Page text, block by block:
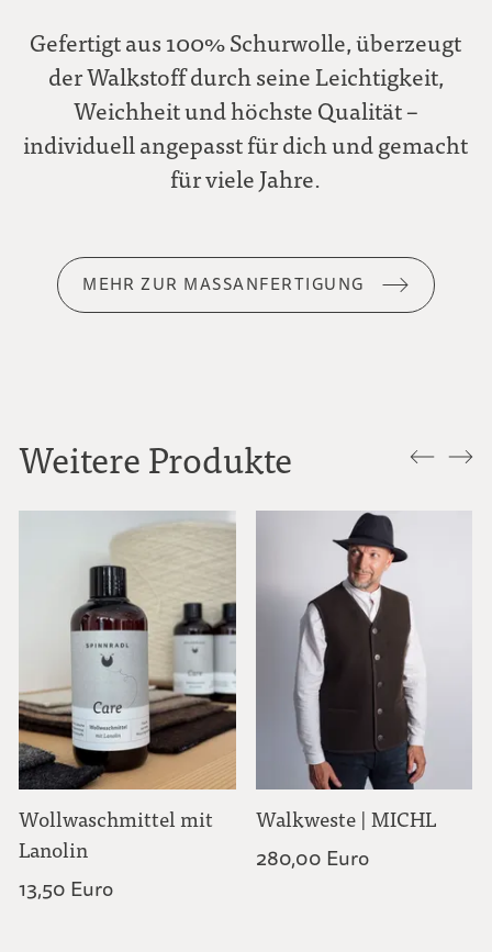
Gefertigt aus 100% Schurwolle, überzeugt
der Walkstoff durch seine Leichtigkeit,
Weichheit und höchste Qualität –
individuell angepasst für dich und gemacht
für viele Jahre.
MEHR ZUR MASSANFERTIGUNG
Weitere Produkte
Wollwaschmittel mit
Lanolin
13,50 Euro
Walkweste | MICHL
280,00 Euro